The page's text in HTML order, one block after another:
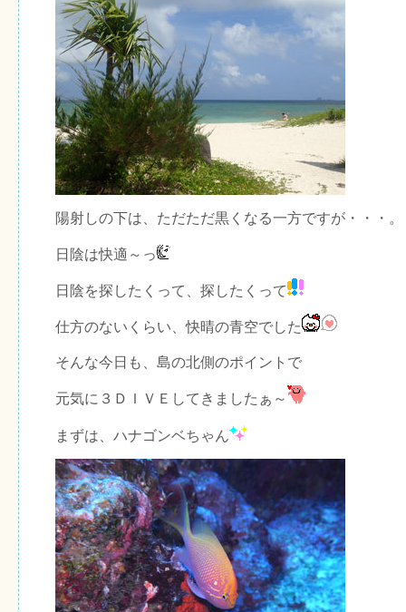
陽射しの下は、ただただ黒くなる一方ですが・・・。
日陰は快適～っ
日陰を探したくって、探したくって
仕方のないくらい、快晴の青空でした
そんな今日も、島の北側のポイントで
元気に３ＤＩＶＥしてきましたぁ～
まずは、ハナゴンベちゃん